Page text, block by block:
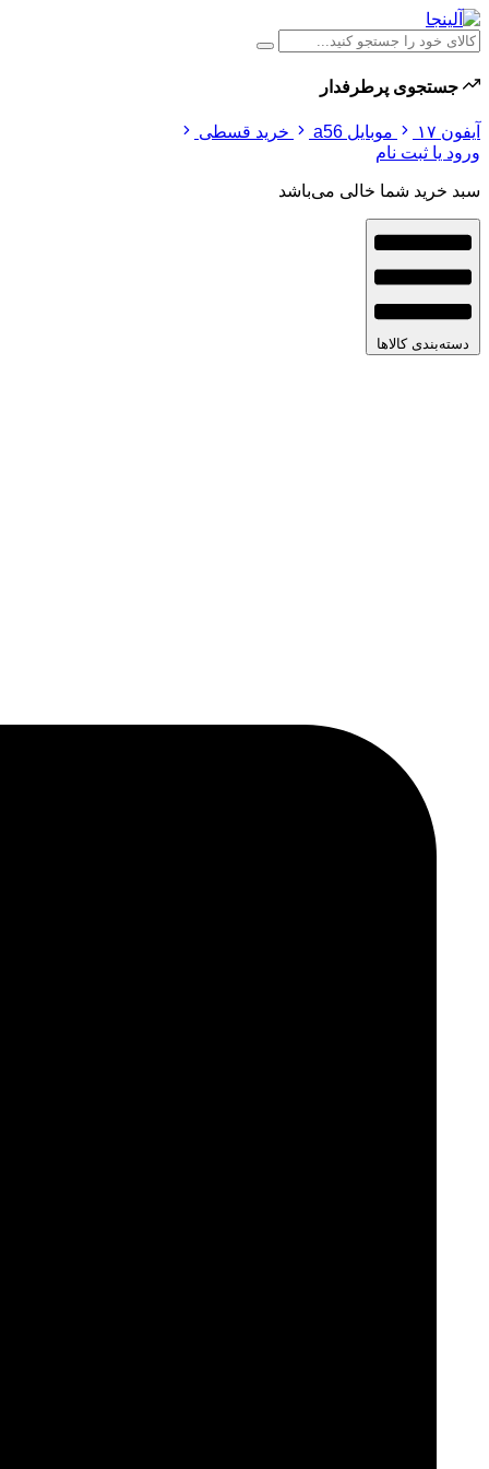
جستجوی پرطرفدار
آیفون ۱۷ موبایل a56
خرید قسطی
ورود یا ثبت نام
سبد خرید شما خالی می‌باشد
دسته‌بندی کالاها